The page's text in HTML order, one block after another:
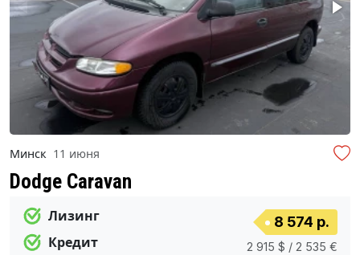
Минск 11 июня
Dodge Caravan
Лизинг
Кредит
8 574 р.
2 915 $ / 2 535 €